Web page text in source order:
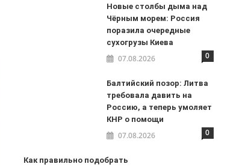
Новые столбы дыма над
Чёрным морем: Россия
поразила очередные
сухогрузы Киева
07.08.2026 0
Балтийский позор: Литва
требовала давить на
Россию, а теперь умоляет
КНР о помощи
07.08.2026 0
Как правильно подобрать